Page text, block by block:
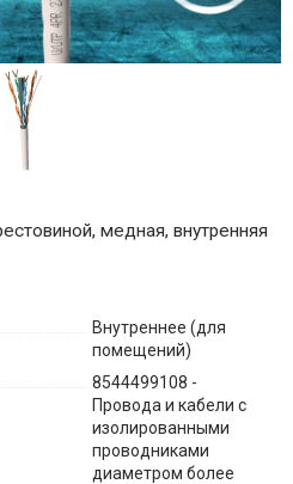
медная, внутренняя
Внутреннее (для
помещений)
8544499108 -
Провода и кабели с
изолированными
проводниками
диаметром более